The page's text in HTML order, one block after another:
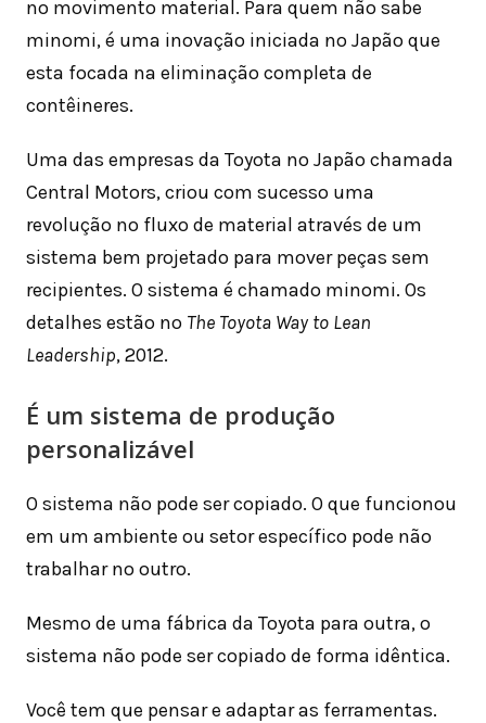
no movimento material. Para quem não sabe
minomi, é uma inovação iniciada no Japão que
esta focada na eliminação completa de
contêineres.
Uma das empresas da Toyota no Japão chamada
Central Motors, criou com sucesso uma
revolução no fluxo de material através de um
sistema bem projetado para mover peças sem
recipientes. O sistema é chamado minomi. Os
detalhes estão no The Toyota Way to Lean
Leadership, 2012.
É um sistema de produção
personalizável
O sistema não pode ser copiado. O que funcionou
em um ambiente ou setor específico pode não
trabalhar no outro.
Mesmo de uma fábrica da Toyota para outra, o
sistema não pode ser copiado de forma idêntica.
Você tem que pensar e adaptar as ferramentas.